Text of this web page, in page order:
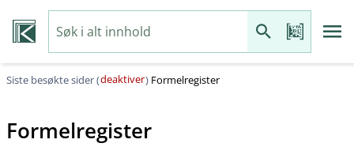
Siste besøkte sider (deaktiver) Formelregister
Formelregister